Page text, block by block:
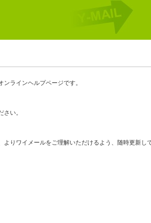
ンラインヘルプページです。
さい。
りワイメールをご理解いただけるよう、随時更新し